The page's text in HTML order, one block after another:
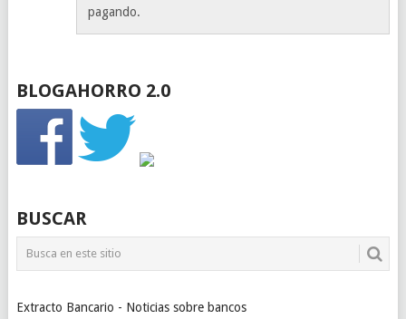
pagando.
BLOGAHORRO 2.0
BUSCAR
Extracto Bancario - Noticias sobre bancos